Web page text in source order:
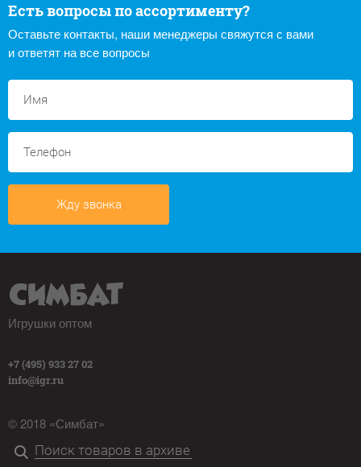
Есть вопросы по ассортименту?
Оставьте контакты, наши менеджеры свяжутся с вами
и ответят на все вопросы
Жду звонка
Игрушки оптом
+7 (495) 933 27 02
info@igr.ru
© 2018 «Симбат»